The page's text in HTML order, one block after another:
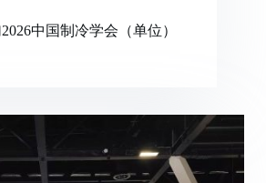
中国制冷学会（单位）